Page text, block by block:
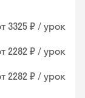
3325 ₽ / урок
2282 ₽ / урок
2282 ₽ / урок